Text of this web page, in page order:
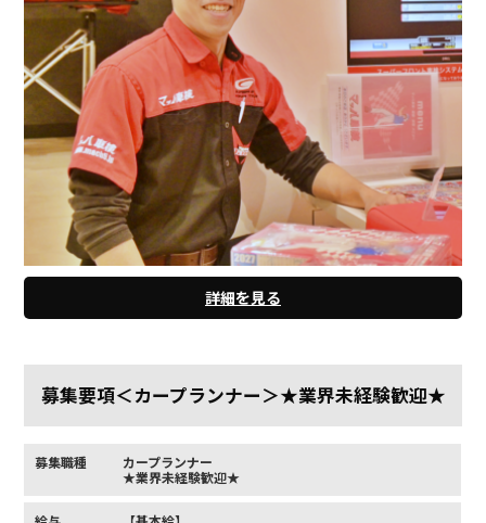
詳細を見る
募集要項＜カープランナー＞★業界未経験歓迎★
募集職種
カープランナー
★業界未経験歓迎★